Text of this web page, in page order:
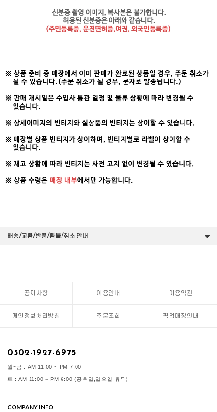
배송/교환/반품/환불/취소 안내
공지사항 이용안내 이용약관
개인정보처리방침 주문조회 픽업매장안내
0502-1927-6975
월~금 : AM 11:00 ~ PM 7:00
토 : AM 11:00 ~ PM 6:00 (공휴일,일요일 휴무)
COMPANY INFO